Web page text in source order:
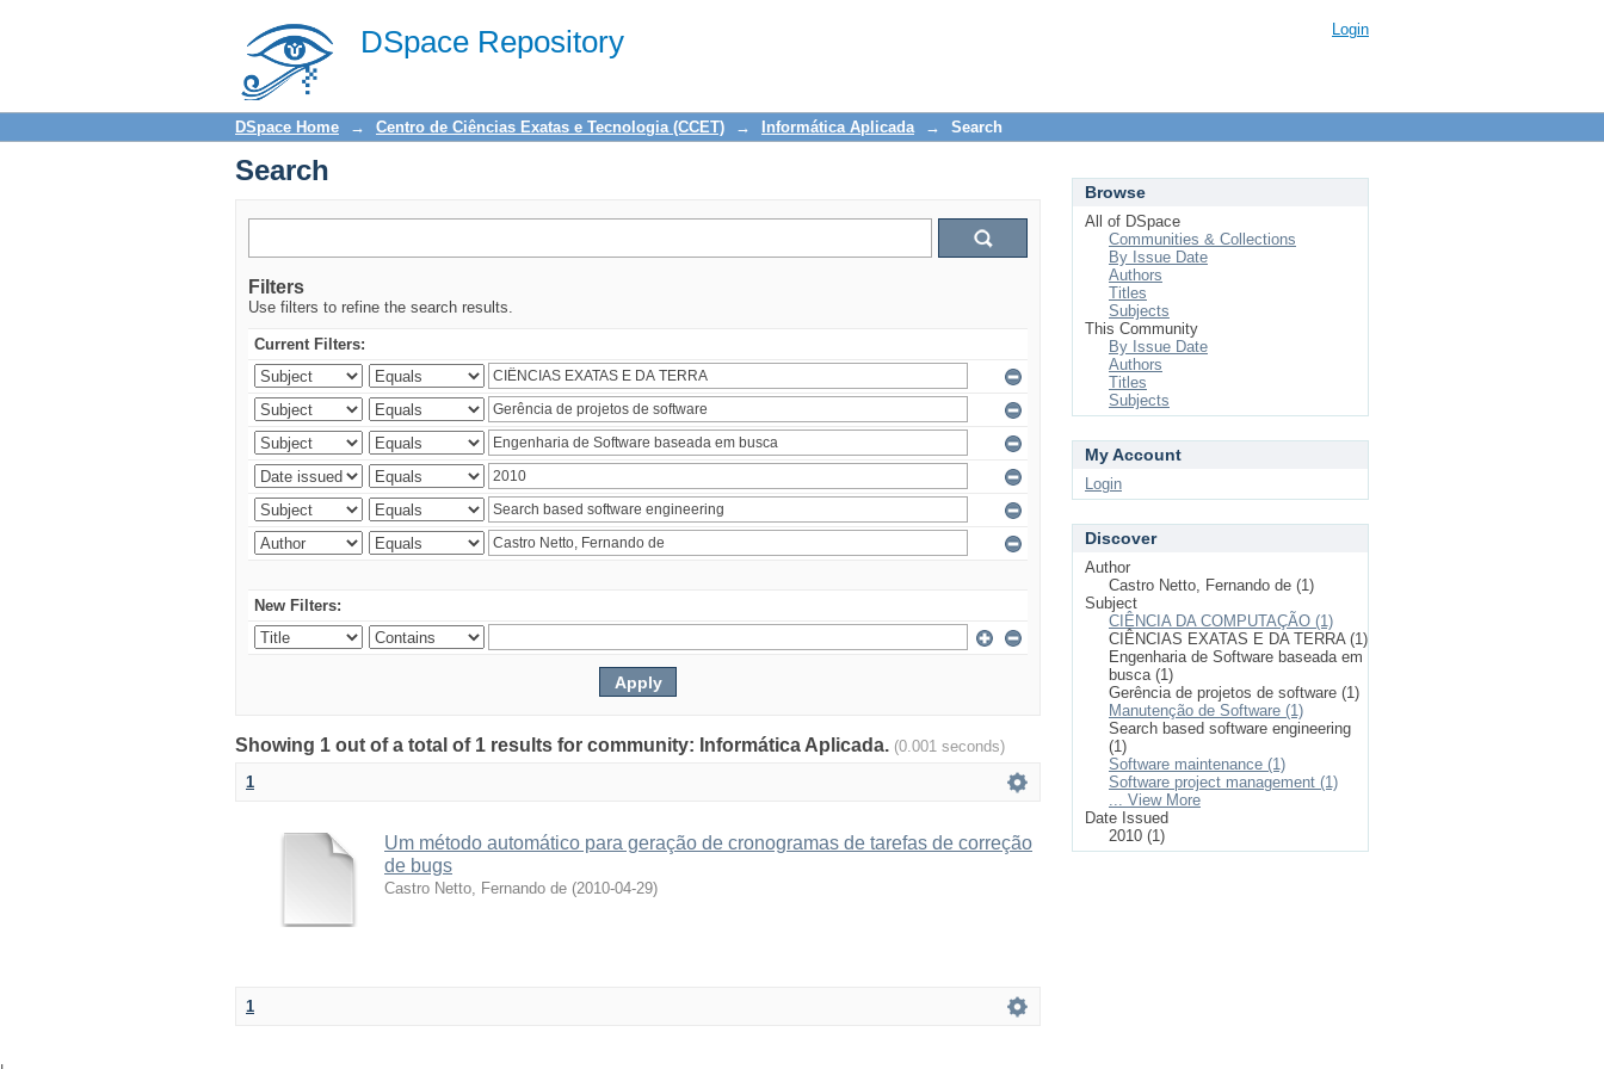
DSpace Repository
Search Login
DSpace Home → Centro de Ciências Exatas e Tecnologia (CCET) → Informática Aplicada → Search
Search
Filters
Use filters to refine the search results.
Current Filters:
New Filters:
Showing 1 out of a total of 1 results for community: Informática Aplicada. (0.001 seconds)
1
Um método automático para geração de cronogramas de tarefas de correção
de bugs
Castro Netto, Fernando de (2010-04-29)
1
Browse
All of DSpace
Communities & Collections
By Issue Date
Authors
Titles
Subjects
This Community
By Issue Date
Authors
Titles
Subjects
My Account
Login
Discover
Author
Castro Netto, Fernando de (1)
Subject
CIÊNCIA DA COMPUTAÇÃO (1)
CIÊNCIAS EXATAS E DA TERRA (1)
Engenharia de Software baseada em
busca (1)
Gerência de projetos de software (1)
Manutenção de Software (1)
Search based software engineering
(1)
Software maintenance (1)
Software project management (1)
... View More
Date Issued
2010 (1)